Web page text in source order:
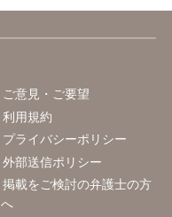
ご意見・ご要望
利用規約
プライバシーポリシー
外部送信ポリシー
掲載をご検討の弁護士の方
へ